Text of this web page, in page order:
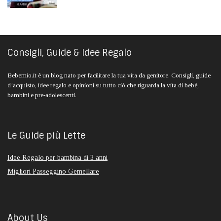
Consigli, Guide & Idee Regalo
Bebemio.it è un blog nato per facilitare la tua vita da genitore. Consigli, guide
d’acquisto, idee regalo e opinioni su tutto ciò che riguarda la vita di bebè,
bambini e pre-adolescenti.
Le Guide più Lette
Idee Regalo per bambina di 3 anni
Migliori Passeggino Gemellare
About Us